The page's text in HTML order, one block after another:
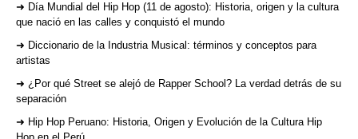
➜ Día Mundial del Hip Hop (11 de agosto): Historia, origen y la cultura
que nació en las calles y conquistó el mundo
➜ Diccionario de la Industria Musical: términos y conceptos para
artistas
➜ ¿Por qué Street se alejó de Rapper School? La verdad detrás de su
separación
➜ Hip Hop Peruano: Historia, Origen y Evolución de la Cultura Hip